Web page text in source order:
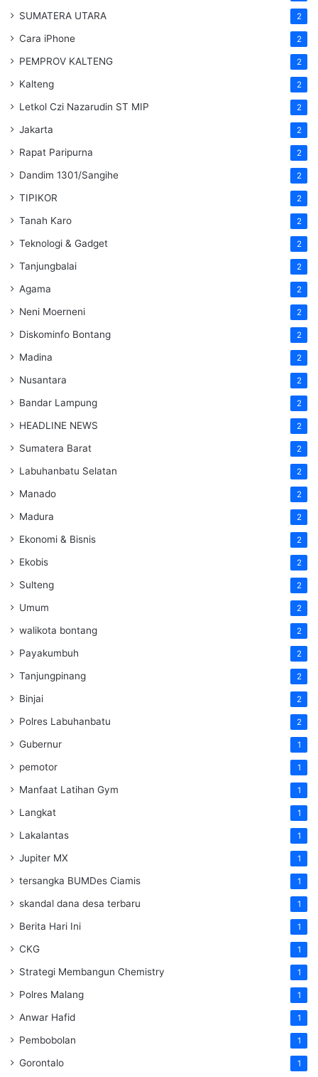
SUMATERA UTARA 2
Cara iPhone 2
PEMPROV KALTENG 2
Kalteng 2
Letkol Czi Nazarudin ST MIP 2
Jakarta 2
Rapat Paripurna 2
Dandim 1301/Sangihe 2
TIPIKOR 2
Tanah Karo 2
Teknologi & Gadget 2
Tanjungbalai 2
Agama 2
Neni Moerneni 2
Diskominfo Bontang 2
Madina 2
Nusantara 2
Bandar Lampung 2
HEADLINE NEWS 2
Sumatera Barat 2
Labuhanbatu Selatan 2
Manado 2
Madura 2
Ekonomi & Bisnis 2
Ekobis 2
Sulteng 2
Umum 2
walikota bontang 2
Payakumbuh 2
Tanjungpinang 2
Binjai 2
Polres Labuhanbatu 2
Gubernur 1
pemotor 1
Manfaat Latihan Gym 1
Langkat 1
Lakalantas 1
Jupiter MX 1
tersangka BUMDes Ciamis 1
skandal dana desa terbaru 1
Berita Hari Ini 1
CKG 1
Strategi Membangun Chemistry 1
Polres Malang 1
Anwar Hafid 1
Pembobolan 1
Gorontalo 1